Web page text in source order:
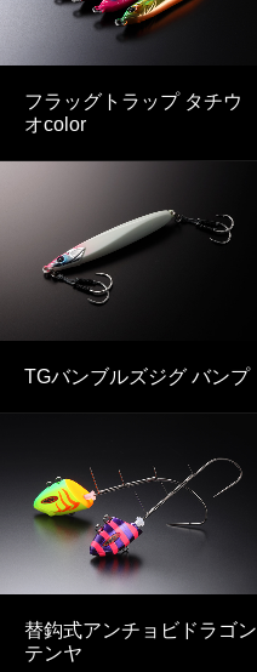
フラッグトラップ タチウ
オcolor
TGバンブルズジグ バンプ
替鈎式アンチョビドラゴン
テンヤ